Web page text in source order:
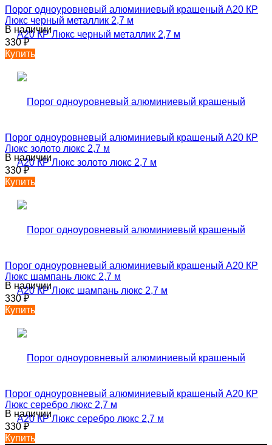
Порог одноуровневый алюминиевый крашеный А20 КР
Люкс черный металлик 2,7 м
В наличии
330₽
Купить
Порог одноуровневый алюминиевый крашеный А20 КР
Люкс золото люкс 2,7 м
В наличии
330₽
Купить
Порог одноуровневый алюминиевый крашеный А20 КР
Люкс шампань люкс 2,7 м
В наличии
330₽
Купить
Порог одноуровневый алюминиевый крашеный А20 КР
Люкс серебро люкс 2,7 м
В наличии
330₽
Купить